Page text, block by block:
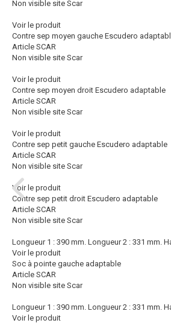
Non visible site Scar
Voir le produit
Contre sep moyen gauche Escudero
Article SCAR
Non visible site Scar
Voir le produit
Contre sep moyen droit Escudero adaptable
Article SCAR
Non visible site Scar
Voir le produit
Contre sep petit gauche Escudero adaptable
Article SCAR
Non visible site Scar
Voir le produit
Contre sep petit droit Escudero adaptable
Article SCAR
Non visible site Scar
Longueur 1 : 390 mm. Longueur 2 : 331 mm.
Voir le produit
Soc à pointe gauche adaptable
Article SCAR
Non visible site Scar
Longueur 1 : 390 mm. Longueur 2 : 331 mm.
Voir le produit